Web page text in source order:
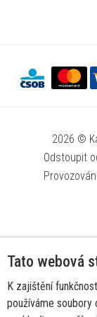
2026 ©
Odstoupit
Tato webová
K zajištění
používáme soubory